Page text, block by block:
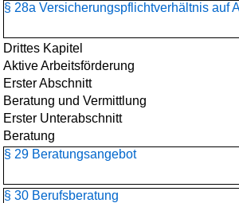
§ 28a Versicherungspflichtverhältnis auf
Drittes Kapitel
Aktive Arbeitsförderung
Erster Abschnitt
Beratung und Vermittlung
Erster Unterabschnitt
Beratung
§ 29 Beratungsangebot
§ 30 Berufsberatung